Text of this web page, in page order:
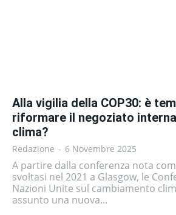
Alla vigilia della COP30: è
riformare il negoziato
clima?
Redazione - 6 Novembre 2025
A partire dalla conferenza nota
svoltasi nel 2021 a Glasgow, le
Nazioni Unite sul cambiamento
assunto una nuova...